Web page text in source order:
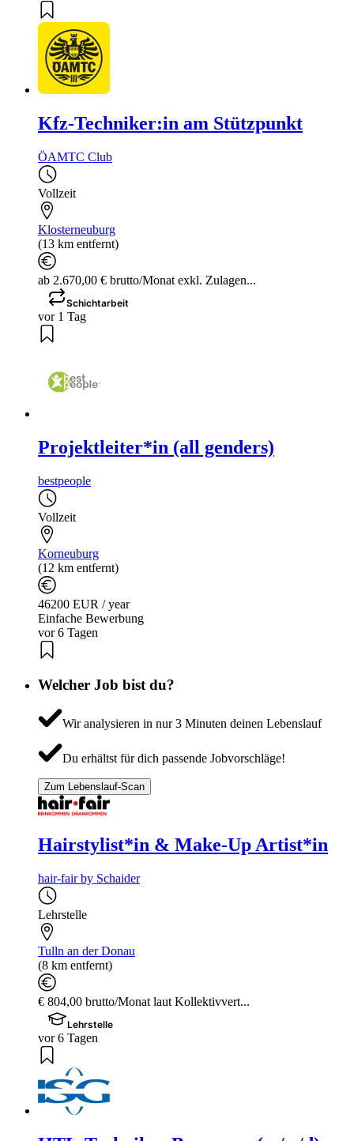
Kfz-Techniker:in am Stützpunkt
ÖAMTC Club
Vollzeit
Klosterneuburg
(13 km entfernt)
ab 2.670,00 € brutto/Monat exkl. Zulagen...
Schichtarbeit
vor 1 Tag
Projektleiter*in (all genders)
bestpeople
Vollzeit
Korneuburg
(12 km entfernt)
46200 EUR / year
Einfache Bewerbung
vor 6 Tagen
Welcher Job bist du?
Wir analysieren in nur 3 Minuten deinen Lebenslauf
Du erhältst für dich passende Jobvorschläge!
Zum Lebenslauf-Scan
Hairstylist*in & Make-Up Artist*in
hair-fair by Schaider
Lehrstelle
Tulln an der Donau
(8 km entfernt)
€ 804,00 brutto/Monat laut Kollektivvert...
Lehrstelle
vor 6 Tagen